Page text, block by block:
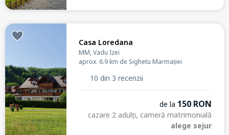
Casa Loredana
MM, Vadu Izei
aprox. 6.9 km de Sighetu Marmației
10 din 3 recenzii
de la 150 RON
cazare 2 adulți, cameră matrimonială
alege sejur